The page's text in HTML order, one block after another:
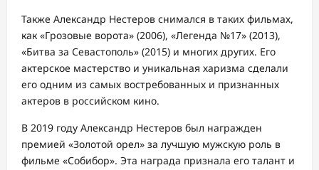
Также Александр Нестеров снимался в таких фильмах,
как «Грозовые ворота» (2006), «Легенда №17» (2013),
«Битва за Севастополь» (2015) и многих других. Его
актерское мастерство и уникальная харизма сделали
его одним из самых востребованных и признанных
актеров в российском кино.
В 2019 году Александр Нестеров был награжден
премией «Золотой орел» за лучшую мужскую роль в
фильме «Собибор». Эта награда признала его талант и